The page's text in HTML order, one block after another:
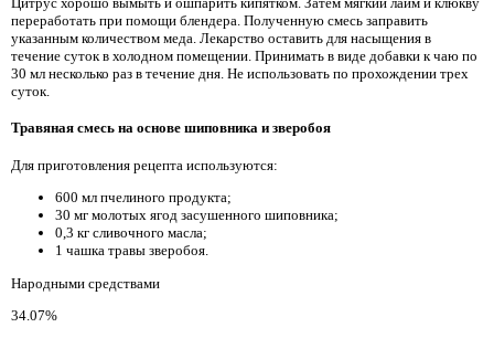
переработать при помощи блендера. Полученную смесь заправить
указанным количеством меда. Лекарство оставить для насыщения в
течение суток в холодном помещении. Принимать в виде добавки к чаю по
30 мл несколько раз в течение дня. Не использовать по прохождении трех
суток.
Травяная смесь на основе шиповника и зверобоя
Для приготовления рецепта используются:
600 мл пчелиного продукта;
30 мг молотых ягод засушенного шиповника;
0,3 кг сливочного масла;
1 чашка травы зверобоя.
Народными средствами
34.07%